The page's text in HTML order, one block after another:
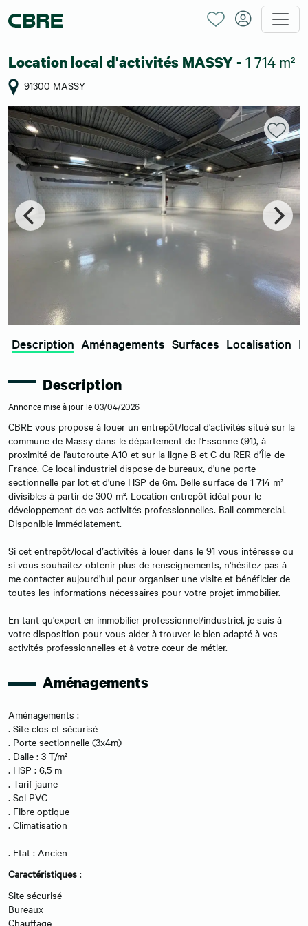
Location local d'activités MASSY - 1 714 m²
91300 MASSY
Description Aménagements Surfaces Localisation
Description
Annonce mise à jour le 03/04/2026
CBRE vous propose à louer un entrepôt/local d'activités situé sur la
commune de Massy dans le département de l'Essonne (91), à
proximité de l'autoroute A10 et sur la ligne B et C du RER d’Île-de-
France. Ce local industriel dispose de bureaux, d'une porte
sectionnelle par lot et d'une HSP de 6m. Belle surface de 1 714 m²
divisibles à partir de 300 m². Location entrepôt idéal pour le
développement de vos activités professionnelles. Bail commercial.
Disponible immédiatement.
Si cet entrepôt/local d’activités à louer dans le 91 vous intéresse ou
si vous souhaitez obtenir plus de renseignements, n'hésitez pas à
me contacter aujourd'hui pour organiser une visite et bénéficier de
toutes les informations nécessaires pour votre projet immobilier.
En tant qu'expert en immobilier professionnel/industriel, je suis à
votre disposition pour vous aider à trouver le bien adapté à vos
activités professionnelles et à votre cœur de métier.
Aménagements
Aménagements :
. Site clos et sécurisé
. Porte sectionnelle (3x4m)
. Dalle : 3 T/m²
. HSP : 6,5 m
. Tarif jaune
. Sol PVC
. Fibre optique
. Climatisation
. Etat : Ancien
Caractéristiques :
Site sécurisé
Bureaux
Chauffage